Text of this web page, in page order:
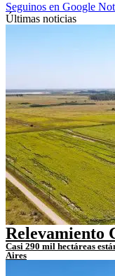
Seguinos en Google
Últimas noticias
Relevamiento
Casi 290 mil hectáreas
Aires